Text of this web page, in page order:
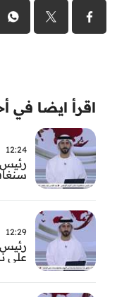
اقرأ ايضا في
12:24
رئيس
12:29
رئيس
على